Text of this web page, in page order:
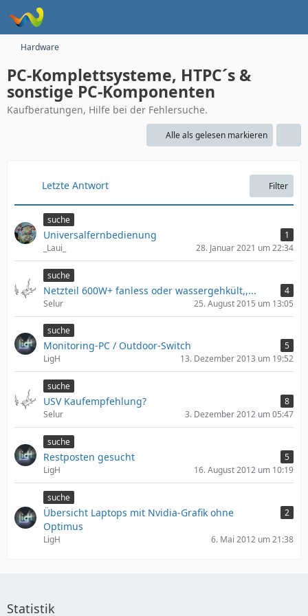
Hardware
PC-Komplettsysteme, HTPC´s &
sonstige PC-Komponenten
Kaufberatungen, Hilfe bei der Fehlersuche.
Alle als gelesen markieren
Letzte Antwort Filter
suche
Universalfernbedienung
1
_Laui_
28. Januar 2021 um 22:34
suche
Netzteil 600W+ fanless oder wassergehkült,,...
4
Selur
25. August 2015 um 13:05
suche
Monitoring-PC / Outdoor-Switch
5
LigH
13. Dezember 2013 um 19:52
suche
USV Kaufempfehlung?
8
Selur
3. Dezember 2012 um 05:47
suche
Restposten gesucht
5
LigH
16. August 2012 um 10:19
suche
Übersicht Laptops mit Nvidia-Grafik ohne
Optimus
2
LigH 6. Mai 2012 um 21:38
Statistik